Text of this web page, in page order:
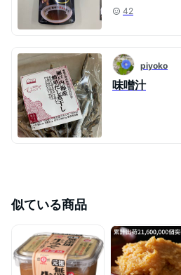
42
piyoko
味噌汁
似ている商品